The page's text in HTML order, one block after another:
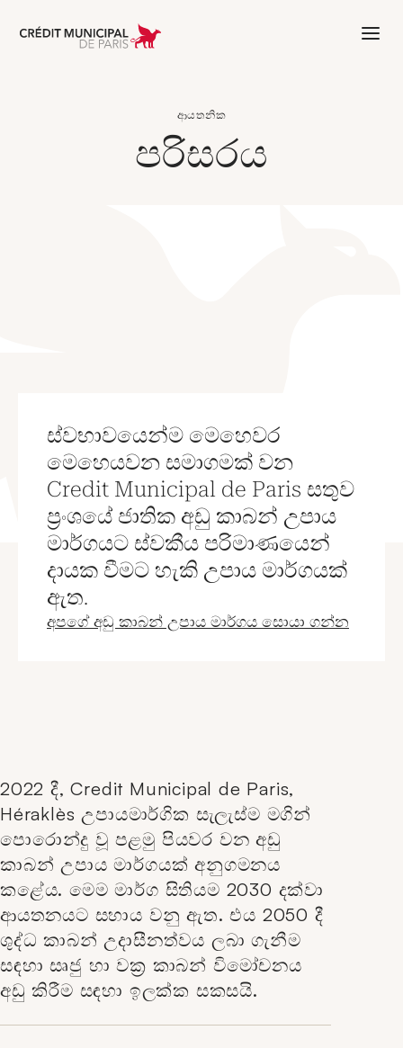
Aller à l'accueil de Crédit Municipal
ආයතනික
පරිසරය
ස්වභාවයෙන්ම මෙහෙවර
මෙහෙයවන සමාගමක් වන
Credit Municipal de Paris සතුව
ප්‍රංශයේ ජාතික අඩු කාබන් උපාය
මාර්ගයට ස්වකීය පරිමාණයෙන්
දායක වීමට හැකි උපාය මාර්ගයක්
ඇත.
නව කවුළුව
අපගේ අඩු කාබන් උපාය මාර්ගය සොයා ගන්න
2022 දී, Credit Municipal de Paris,
Héraklès උපායමාර්ගික සැලැස්ම මගින්
පොරොන්දු වූ පළමු පියවර වන අඩු
කාබන් උපාය මාර්ගයක් අනුගමනය
කළේය. මෙම මාර්ග සිතියම 2030 දක්වා
ආයතනයට සහාය වනු ඇත. එය 2050 දී
ශුද්ධ කාබන් උදාසීනත්වය ලබා ගැනීම
සඳහා සෘජු හා වක්‍ර කාබන් විමෝචනය
අඩු කිරීම සඳහා ඉලක්ක සකසයි.